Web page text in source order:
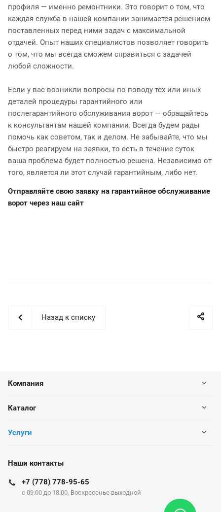
профиля — именно ремонтники. Это говорит о том, что
каждая служба в нашей компании занимается решением
поставленных перед ними задач с максимальной
отдачей. Опыт наших специалистов позволяет говорить
о том, что мы всегда сможем справиться с задачей
любой сложности.
Если у вас возникли вопросы по поводу тех или иных
деталей процедуры гарантийного или
послегарантийного обслуживания ворот — обращайтесь
к консультантам нашей компании. Всегда будем рады
помочь как советом, так и делом. Не забывайте, что мы
быстро реагируем на заявки, то есть в течение суток
ваша проблема будет полностью решена. Независимо от
того, является ли этот случай гарантийным, либо нет.
Отправляйте свою заявку на гарантийное обслуживание
ворот через наш сайт
Назад к списку
Компания
Каталог
Услуги
Наши контакты
+7 (778) 778-95-65
c 09.00 до 18.00, Воскресенье выходной